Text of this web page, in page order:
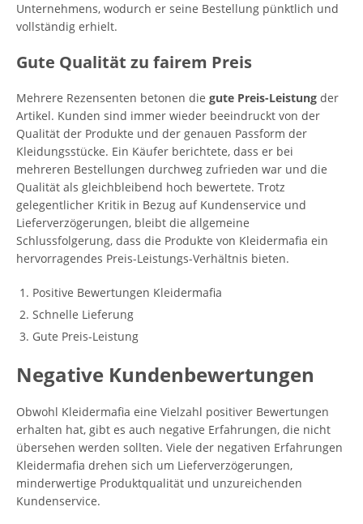
Unternehmens, wodurch er seine Bestellung pünktlich und
vollständig erhielt.
Gute Qualität zu fairem Preis
Mehrere Rezensenten betonen die gute Preis-Leistung der
Artikel. Kunden sind immer wieder beeindruckt von der
Qualität der Produkte und der genauen Passform der
Kleidungsstücke. Ein Käufer berichtete, dass er bei
mehreren Bestellungen durchweg zufrieden war und die
Qualität als gleichbleibend hoch bewertete. Trotz
gelegentlicher Kritik in Bezug auf Kundenservice und
Lieferverzögerungen, bleibt die allgemeine
Schlussfolgerung, dass die Produkte von Kleidermafia ein
hervorragendes Preis-Leistungs-Verhältnis bieten.
Positive Bewertungen Kleidermafia
Schnelle Lieferung
Gute Preis-Leistung
Negative Kundenbewertungen
Obwohl Kleidermafia eine Vielzahl positiver Bewertungen
erhalten hat, gibt es auch negative Erfahrungen, die nicht
übersehen werden sollten. Viele der negativen Erfahrungen
Kleidermafia drehen sich um Lieferverzögerungen,
minderwertige Produktqualität und unzureichenden
Kundenservice.